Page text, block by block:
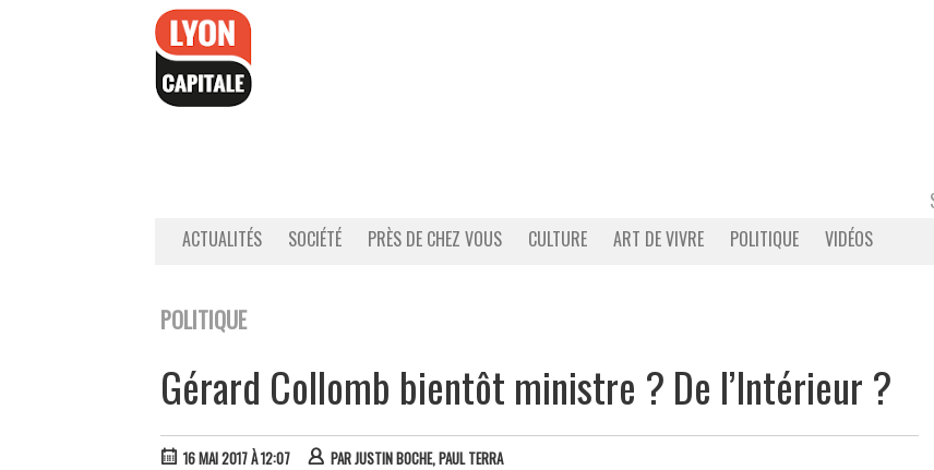
ACTUALITÉS SOCIÉTÉ PRÈS DE CHEZ VOUS CULTURE ART DE VIVRE POLITIQUE VIDÉOS
POLITIQUE
Gérard Collomb bientôt ministre ? De l’Intérieur ?
16 MAI 2017 À 12:07 PARJUSTIN BOCHE, PAUL TERRA